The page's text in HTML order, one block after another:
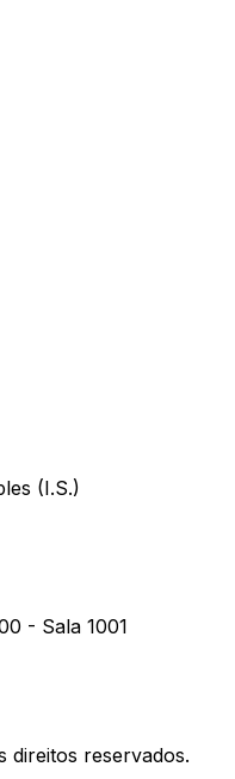
(I.S.)
- Sala 1001
direitos reservados.